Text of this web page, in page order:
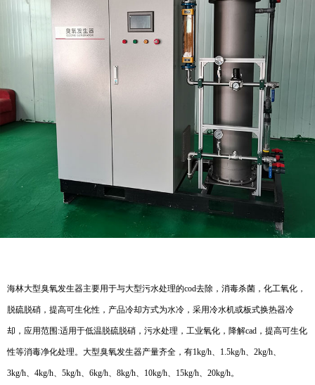
海林大型臭氧发生器主要用于与大型污水处理的cod去除，消毒杀菌，化工氧化，
脱硫脱硝，提高可生化性，产品冷却方式为水冷，采用冷水机或板式换热器冷
却，应用范围:适用于低温脱硫脱硝，污水处理，工业氧化，降解cad，提高可生化
性等消毒净化处理。大型臭氧发生器产量齐全，有1kg/h、1.5kg/h、2kg/h、
3kg/h、4kg/h、5kg/h、6kg/h、8kg/h、10kg/h、15kg/h、20kg/h。